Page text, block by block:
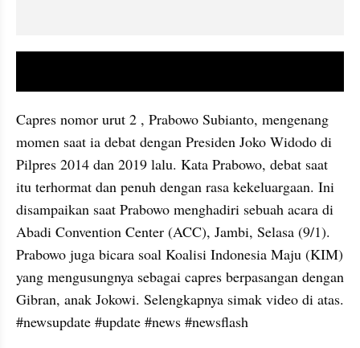
Capres nomor urut 2 , Prabowo Subianto, mengenang
momen saat ia debat dengan Presiden Joko Widodo di
Pilpres 2014 dan 2019 lalu. Kata Prabowo, debat saat
itu terhormat dan penuh dengan rasa kekeluargaan. Ini
disampaikan saat Prabowo menghadiri sebuah acara di
Abadi Convention Center (ACC), Jambi, Selasa (9/1).
Prabowo juga bicara soal Koalisi Indonesia Maju (KIM)
yang mengusungnya sebagai capres berpasangan dengan
Gibran, anak Jokowi. Selengkapnya simak video di atas.
#newsupdate #update #news #newsflash